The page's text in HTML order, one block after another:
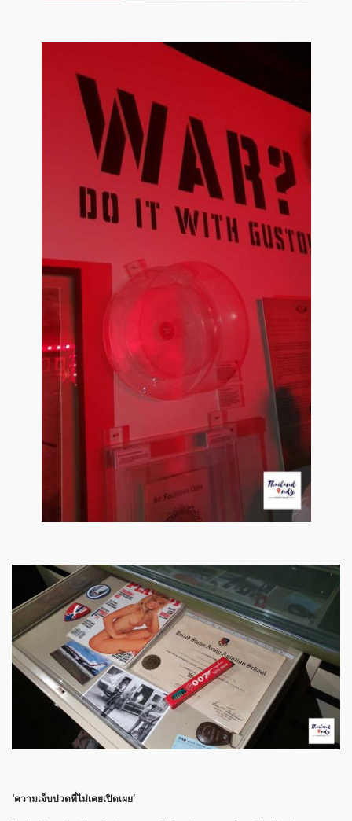
‘ความเจ็บปวดที่ไม่เคยเปิดเผย’